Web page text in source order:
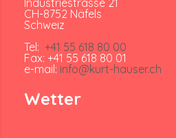
CH-8752 Näfels
Schweiz
Tel: +41 55 618 80 00
Fax: +41 55 618 80 01
e-mail: info@kurt-hauser.ch
Wetter